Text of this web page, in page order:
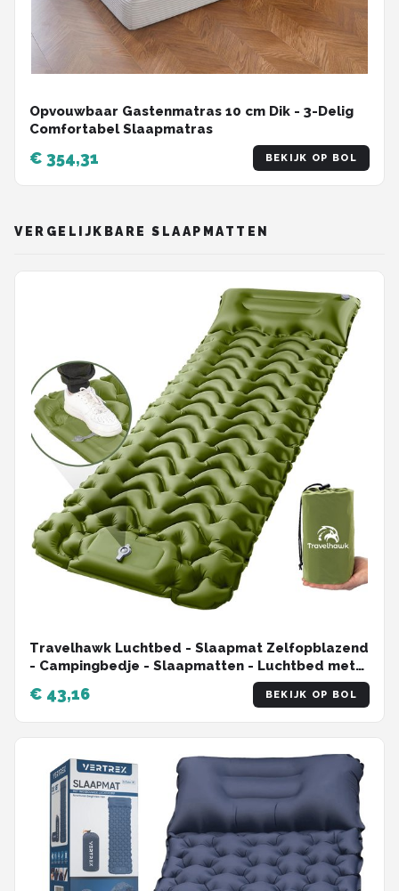
Opvouwbaar Gastenmatras 10 cm Dik - 3-Delig
Comfortabel Slaapmatras
€ 354,31 BEKIJK OP BOL
VERGELIJKBARE SLAAPMATTEN
Travelhawk Luchtbed - Slaapmat Zelfopblazend
- Campingbedje - Slaapmatten - Luchtbed met
Ingebouwde Pomp - Slaapmatje 1 Persoons -
Kliksysteem - Groen
€ 43,16 BEKIJK OP BOL